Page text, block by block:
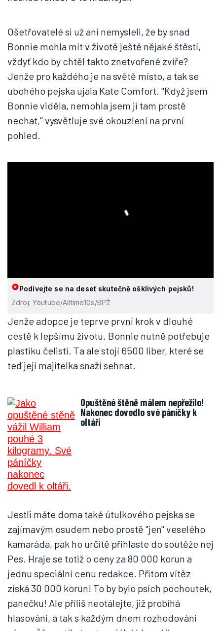
Ošetřovatelé si už ani nemysleli, že by snad
Bonnie mohla mít v životě ještě nějaké štěstí,
vždyť kdo by chtěl takto znetvořené zvíře?
Jenže pro každého je na světě místo, a tak se
ubohého pejska ujala Kate Comfort. "Když jsem
Bonnie viděla, nemohla jsem ji tam prostě
nechat," vysvětluje své okouzlení na první
pohled.
Podívejte se na deset skutečně ošklivých pejsků!
Zdroj: Youtube/Alltime10s/BPŽ
Jenže adopce je teprve první krok v dlouhé
cestě k lepšímu životu. Bonnie nutně potřebuje
plastiku čelisti. Ta ale stojí 6500 liber, které se
teď její majitelka snaží sehnat.
Opuštěné štěně málem nepřežilo!
Nakonec dovedlo své páníčky k
oltáři
Jestli máte doma také útulkového pejska se
zajímavým osudem nebo prostě "jen" veselého
kamaráda, pak ho určitě přihlaste do soutěže nej
Pes. Hraje se totiž o ceny za 80 000 korun a
jednu speciální cenu redakce. Přitom vítěz
získá 30 000 korun! To by bylo psích pochoutek,
panečku! Ale příliš neotálejte, již probíhá
hlasování, a tak s každým dnem rozhodování